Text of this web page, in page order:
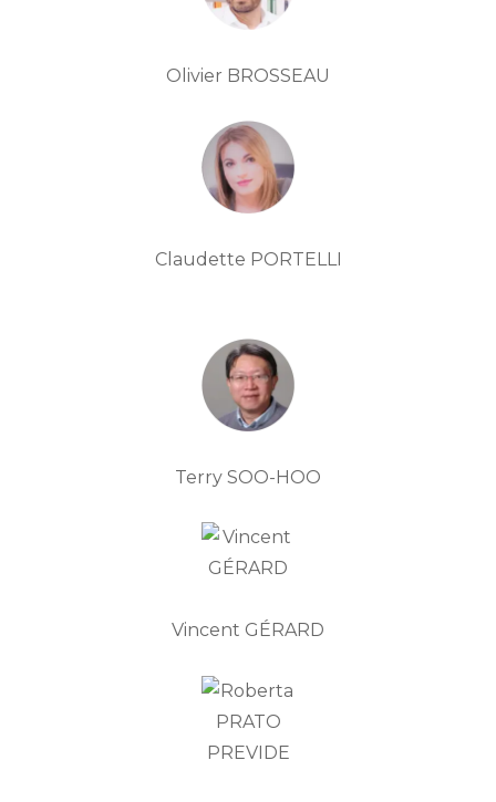
Olivier BROSSEAU
Claudette PORTELLI
Terry SOO-HOO
Vincent GÉRARD